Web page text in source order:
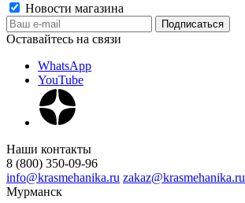
Новости магазина
Оставайтесь на связи
WhatsApp
YouTube
Наши контакты
8 (800) 350-09-96
info@krasmehanika.ru zakaz@krasmehanika.ru
Мурманск